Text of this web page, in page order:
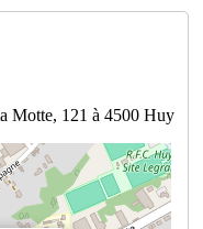
Motte, 121 à 4500 Huy